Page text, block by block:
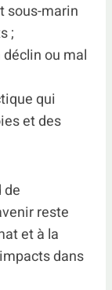
sous-marin
;
ou mal
qui
et des
de
reste
et à la
dans